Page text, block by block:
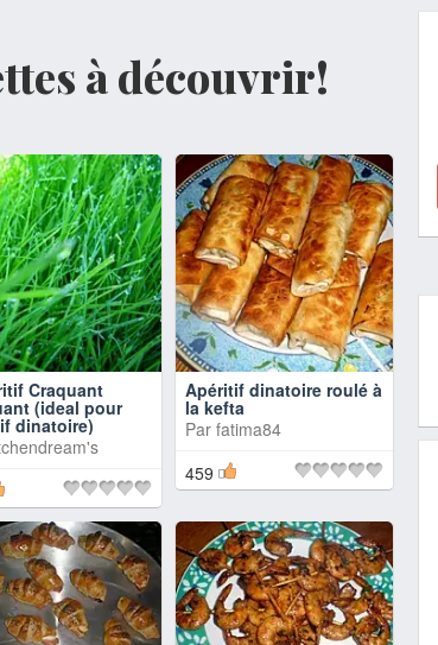
à découvrir!
Craquant
(ideal pour
dinatoire)
Apéritif dinatoire roulé à
la kefta
Par fatima84
459